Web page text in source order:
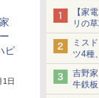
【家
リの
ミス
ツ4種
吉野
牛鉄
ピ
1日